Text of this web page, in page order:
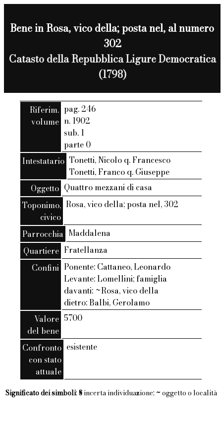
Bene in Rosa, vico della; posta nel, al numero
302
Catasto della Repubblica Ligure Democratica
(1798)
Riferim.
volume
pag. 246
n. 1902
sub. 1
parte 0
Intestatario Tonetti, Nicolo q. Francesco
Tonetti, Franco q. Giuseppe
Oggetto Quattro mezzani di casa
Toponimo,
civico
Rosa, vico della; posta nel, 302
Parrocchia Maddalena
Quartiere Fratellanza
Confini Ponente: Cattaneo, Leonardo
Levante: Lomellini; famiglia
davanti: ~Rosa, vico della
dietro: Balbi, Gerolamo
Valore
del bene
5700
Confronto
con stato
attuale
esistente
Significato dei simboli: §incerta individuazione; ~ oggetto o località